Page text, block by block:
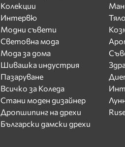
Колекции
Интервю
Модни съвети
Световна мода
Мода за дома
Шивашка индустрия
Пазаруване
Всичко за Коледа
Стани моден дизайнер
Дропшипинг на дрехи
Български дамски дрехи
Тяло